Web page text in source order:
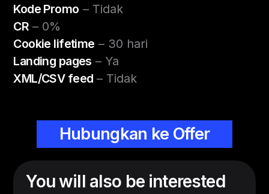
Kode Promo – Tidak
CR – 0%
Cookie lifetime – 30 hari
Landing pages – Ya
XML/CSV feed – Tidak
Hubungkan ke Offer
You will also be interested